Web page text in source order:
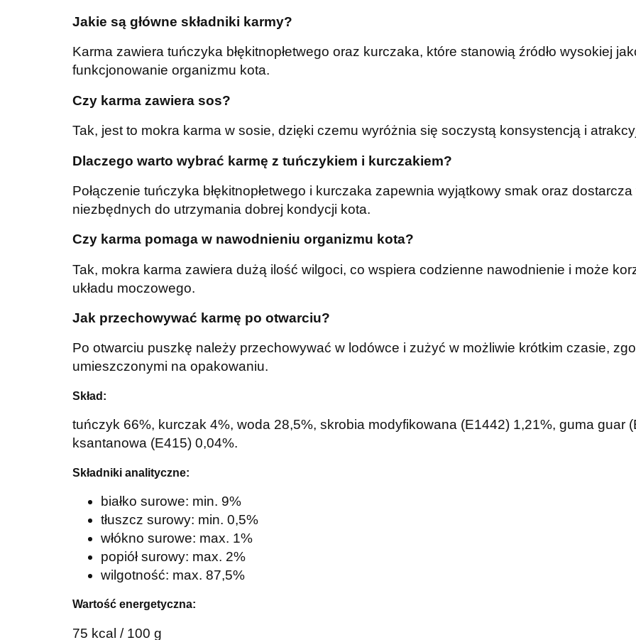
Jakie są główne składniki karmy?
Karma zawiera tuńczyka błękitnopłetwego oraz kurczaka, które stanowią źródło wysokiej
funkcjonowanie organizmu kota.
Czy karma zawiera sos?
Tak, jest to mokra karma w sosie, dzięki czemu wyróżnia się soczystą konsystencją i
Dlaczego warto wybrać karmę z tuńczykiem i kurczakiem?
Połączenie tuńczyka błękitnopłetwego i kurczaka zapewnia wyjątkowy smak oraz
niezbędnych do utrzymania dobrej kondycji kota.
Czy karma pomaga w nawodnieniu organizmu kota?
Tak, mokra karma zawiera dużą ilość wilgoci, co wspiera codzienne nawodnienie i może
układu moczowego.
Jak przechowywać karmę po otwarciu?
Po otwarciu puszkę należy przechowywać w lodówce i zużyć w możliwie krótkim czasie,
umieszczonymi na opakowaniu.
Skład:
tuńczyk 66%, kurczak 4%, woda 28,5%, skrobia modyfikowana (E1442) 1,21%, guma guar
ksantanowa (E415) 0,04%.
Składniki analityczne:
białko surowe: min. 9%
tłuszcz surowy: min. 0,5%
włókno surowe: max. 1%
popiół surowy: max. 2%
wilgotność: max. 87,5%
Wartość energetyczna:
75 kcal / 100 g